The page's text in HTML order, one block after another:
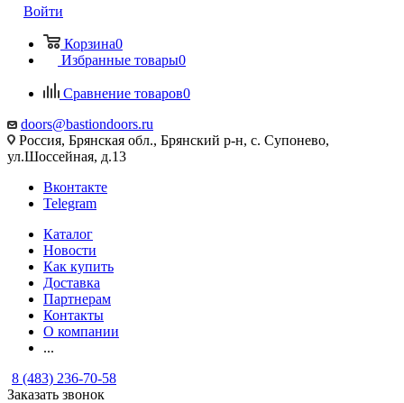
Войти
Корзина0
Избранные товары0
Сравнение товаров0
doors@bastiondoors.ru
Россия, Брянская обл., Брянский р-н, с. Супонево,
ул.Шоссейная, д.13
Вконтакте
Telegram
Каталог
Новости
Как купить
Доставка
Партнерам
Контакты
О компании
...
8 (483) 236-70-58
Заказать звонок